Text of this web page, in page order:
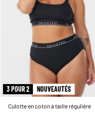
3 POUR 2 NOUVEAUTÉS
Culotte en coton à taille régulière